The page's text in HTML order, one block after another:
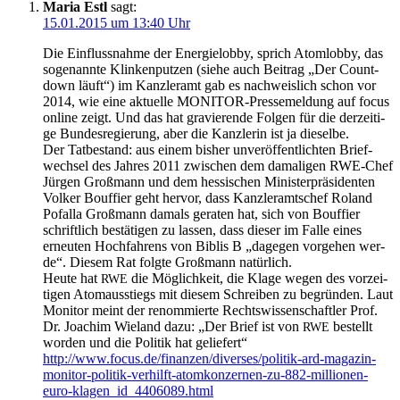
Maria Estl sagt:
15.01.2015 um 13:40 Uhr
Die Ein­fluss­nah­me der Ener­gie­lob­by, sprich Atom­lob­by, das
soge­nann­te Klin­ken­put­zen (sie­he auch Bei­trag „Der Count­
down läuft“) im Kanz­ler­amt gab es nach­weis­lich schon vor
2014, wie eine aktu­el­le MONI­TOR-Pres­se­mel­dung auf focus
online zeigt. Und das hat gra­vie­ren­de Fol­gen für die der­zei­ti­
ge Bun­des­re­gie­rung, aber die Kanz­le­rin ist ja dieselbe.
Der Tat­be­stand: aus einem bis­her unver­öf­fent­lich­ten Brief­
wech­sel des Jah­res 2011 zwi­schen dem dama­li­gen RWE-Chef
Jür­gen Groß­mann und dem hes­si­schen Minis­ter­prä­si­den­ten
Vol­ker Bouf­fier geht her­vor, dass Kanz­ler­amts­chef Roland
Pofalla Groß­mann damals gera­ten hat, sich von Bouf­fier
schrift­lich bestä­ti­gen zu las­sen, dass die­ser im Fal­le eines
erneu­ten Hoch­fah­rens von Bib­lis B „dage­gen vor­ge­hen wer­
de“. Die­sem Rat folg­te Groß­mann natürlich.
Heu­te hat RWE die Mög­lich­keit, die Kla­ge wegen des vor­zei­
ti­gen Atom­aus­stiegs mit die­sem Schrei­ben zu begrün­den. Laut
Moni­tor meint der renom­mier­te Rechts­wis­sen­schaft­ler Prof.
Dr. Joa­chim Wie­land dazu: „Der Brief ist von RWE bestellt
wor­den und die Poli­tik hat geliefert“
http://www.focus.de/finanzen/diverses/politik-ard-magazin-
monitor-politik-verhilft-atomkonzernen-zu-882-millionen-
euro-klagen_id_4406089.html